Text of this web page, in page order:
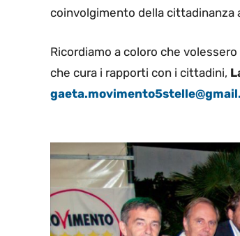
coinvolgimento della cittadinanza
Ricordiamo a coloro che
che cura i rapporti con i cittadini,